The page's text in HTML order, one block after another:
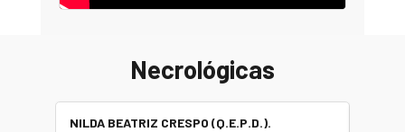
Necrológicas
NILDA BEATRIZ CRESPO (Q.E.P.D.).